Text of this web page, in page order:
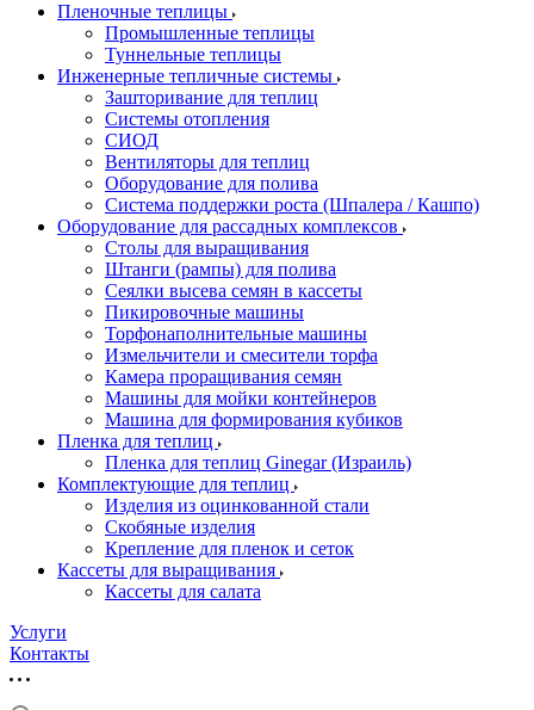
Пленочные теплицы
Промышленные теплицы
Туннельные теплицы
Инженерные тепличные системы
Зашторивание для теплиц
Системы отопления
СИОД
Вентиляторы для теплиц
Оборудование для полива
Система поддержки роста (Шпалера / Кашпо)
Оборудование для рассадных комплексов
Столы для выращивания
Штанги (рампы) для полива
Сеялки высева семян в кассеты
Пикировочные машины
Торфонаполнительные машины
Измельчители и смесители торфа
Камера проращивания семян
Машины для мойки контейнеров
Машина для формирования кубиков
Пленка для теплиц
Пленка для теплиц Ginegar (Израиль)
Комплектующие для теплиц
Изделия из оцинкованной стали
Скобяные изделия
Крепление для пленок и сеток
Кассеты для выращивания
Кассеты для салата
Услуги
Контакты